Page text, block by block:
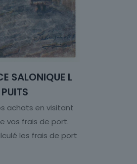
SALONIQUE L
achats en visitant
vos frais de port.
les frais de port